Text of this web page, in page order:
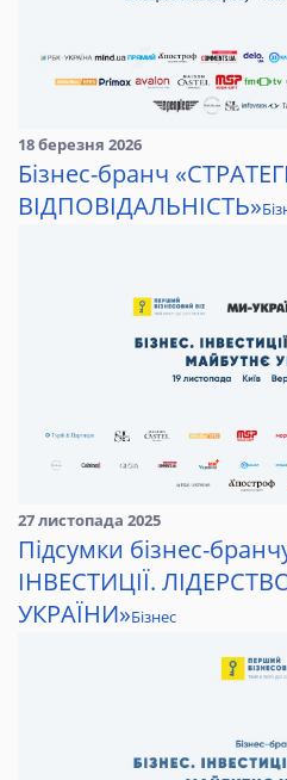
18 березня 2026
Бізнес-бранч
ВІДПОВІДАЛЬНІСТЬ»
27 листопада 2025
Підсумки бізнес-
ІНВЕСТИЦІЇ.
УКРАЇНИ»Бізнес